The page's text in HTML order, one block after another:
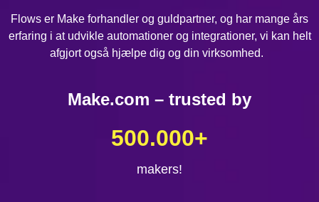
Flows er Make forhandler og guldpartner, og har mange års
erfaring i at udvikle automationer og integrationer, vi kan helt
afgjort også hjælpe dig og din virksomhed.
Make.com – trusted by
makers!
500.000+